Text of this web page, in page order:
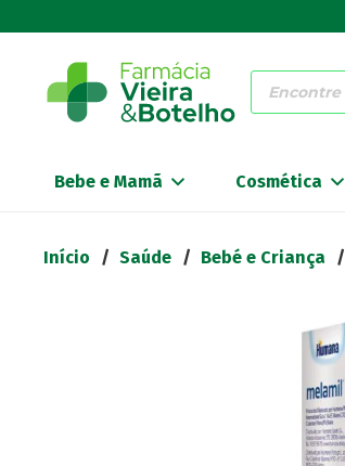
Products
search
Bebe e Mamã Cosmética
Início / Saúde / Bebé e Criança /